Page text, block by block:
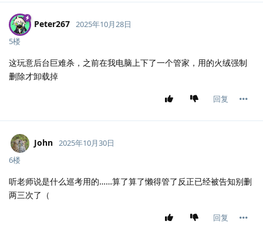
Peter267 2025年10月28日
5楼
这玩意后台巨难杀，之前在我电脑上下了一个管家，用的火绒强制
删除才卸载掉
回复
John 2025年10月30日
6楼
听老师说是什么巡考用的……算了算了懒得管了反正已经被告知别删
两三次了（
回复